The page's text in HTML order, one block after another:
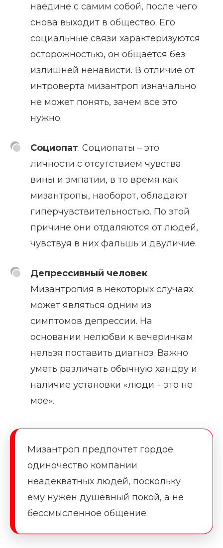
наедине с самим собой, после чего
снова выходит в общество. Его
социальные связи характеризуются
осторожностью, он общается без
излишней ненависти. В отличие от
интроверта мизантроп изначально
не может понять, зачем все это
нужно.
Социопат. Социопаты – это
личности с отсутствием чувства
вины и эмпатии, в то время как
мизантропы, наоборот, обладают
гиперчувствительностью. По этой
причине они отдаляются от людей,
чувствуя в них фальшь и двуличие.
Депрессивный человек.
Мизантропия в некоторых случаях
может являться одним из
симптомов депрессии. На
основании нелюбви к вечеринкам
нельзя поставить диагноз. Важно
уметь различать обычную хандру и
наличие установки «люди – это не
мое».
Мизантроп предпочтет гордое
одиночество компании
неадекватных людей, поскольку
ему нужен душевный покой, а не
бессмысленное общение.